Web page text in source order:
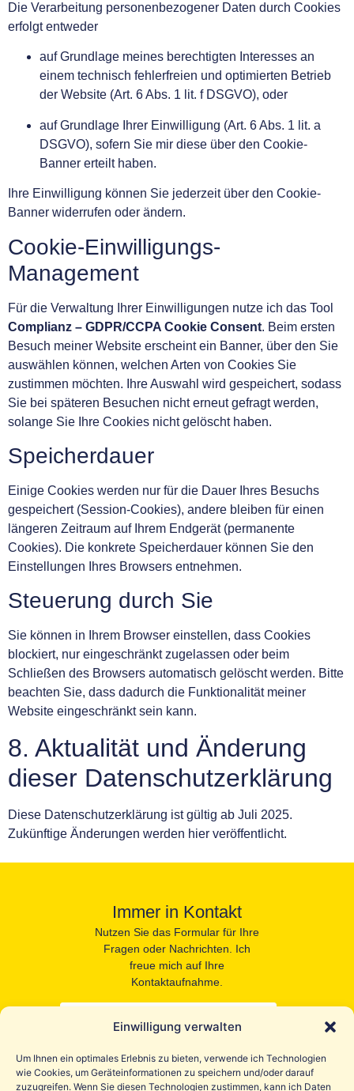
Einwilligung verwalten
Um Ihnen ein optimales Erlebnis zu bieten, verwende ich Technologien
wie Cookies, um Geräteinformationen zu speichern und/oder darauf
zuzugreifen. Wenn Sie diesen Technologien zustimmen, kann ich Daten
Die Verarbeitung personenbezogener Daten durch Cookies
erfolgt entweder
auf Grundlage meines berechtigten Interesses an
einem technisch fehlerfreien und optimierten Betrieb
der Website (Art. 6 Abs. 1 lit. f DSGVO), oder
auf Grundlage Ihrer Einwilligung (Art. 6 Abs. 1 lit. a
DSGVO), sofern Sie mir diese über den Cookie-
Banner erteilt haben.
Ihre Einwilligung können Sie jederzeit über den Cookie-
Banner widerrufen oder ändern.
Cookie-Einwilligungs-
Management
Für die Verwaltung Ihrer Einwilligungen nutze ich das Tool
Complianz – GDPR/CCPA Cookie Consent. Beim ersten
Besuch meiner Website erscheint ein Banner, über den Sie
auswählen können, welchen Arten von Cookies Sie
zustimmen möchten. Ihre Auswahl wird gespeichert, sodass
Sie bei späteren Besuchen nicht erneut gefragt werden,
solange Sie Ihre Cookies nicht gelöscht haben.
Speicherdauer
Einige Cookies werden nur für die Dauer Ihres Besuchs
gespeichert (Session-Cookies), andere bleiben für einen
längeren Zeitraum auf Ihrem Endgerät (permanente
Cookies). Die konkrete Speicherdauer können Sie den
Einstellungen Ihres Browsers entnehmen.
Steuerung durch Sie
Sie können in Ihrem Browser einstellen, dass Cookies
blockiert, nur eingeschränkt zugelassen oder beim
Schließen des Browsers automatisch gelöscht werden. Bitte
beachten Sie, dass dadurch die Funktionalität meiner
Website eingeschränkt sein kann.
8. Aktualität und Änderung
dieser Datenschutzerklärung
Diese Datenschutzerklärung ist gültig ab Juli 2025.
Zukünftige Änderungen werden hier veröffentlicht.
Immer in Kontakt
Nutzen Sie das Formular für Ihre
Fragen oder Nachrichten. Ich
freue mich auf Ihre
Kontaktaufnahme.